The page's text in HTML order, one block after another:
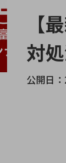
【
対
公開日：